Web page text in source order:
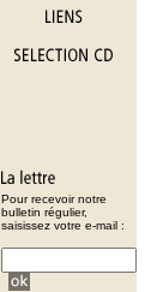
Pour recevoir notre
bulletin régulier,
saisissez votre e-mail :